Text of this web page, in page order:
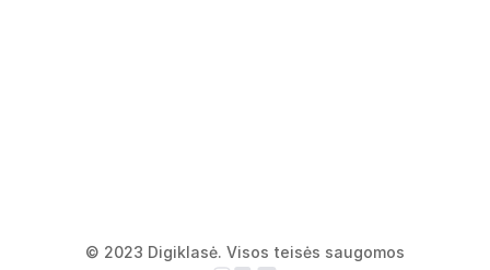
© 2023 Digiklasė. Visos teisės saugomos